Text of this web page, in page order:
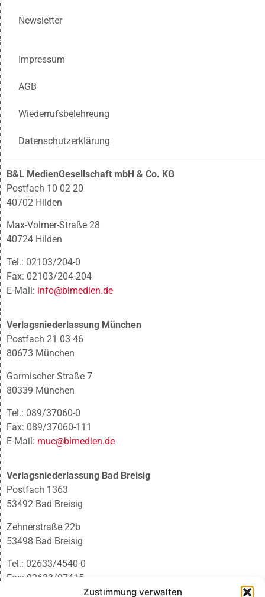
Zustimmung verwalten
Newsletter
Impressum
AGB
Wiederrufsbelehreung
Datenschutzerklärung
B&L MedienGesellschaft mbH & Co. KG
Postfach 10 02 20
40702 Hilden
Max-Volmer-Straße 28
40724 Hilden
Tel.: 02103/204-0
Fax: 02103/204-204
E-Mail: info@blmedien.de
Verlagsniederlassung München
Postfach 21 03 46
80673 München
Garmischer Straße 7
80339 München
Tel.: 089/37060-0
Fax: 089/37060-111
E-Mail: muc@blmedien.de
Verlagsniederlassung Bad Breisig
Postfach 1363
53492 Bad Breisig
Zehnerstraße 22b
53498 Bad Breisig
Tel.: 02633/4540-0
Fax: 02633/97415
infobb@blmedien.de